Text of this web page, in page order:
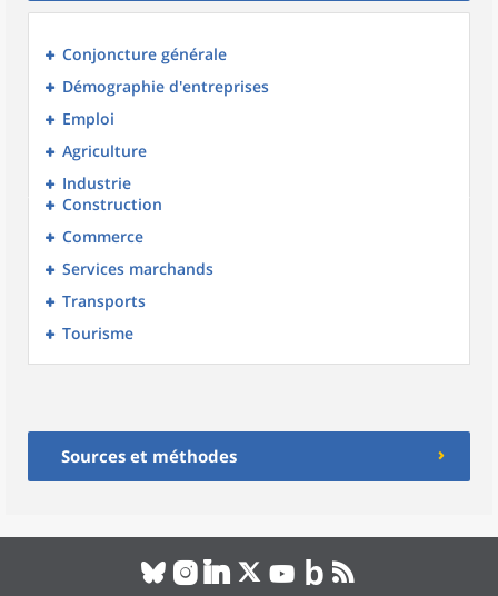
Conjoncture générale
Démographie d'entreprises
Emploi
Agriculture
Industrie
Construction
Commerce
Services marchands
Transports
Tourisme
Sources et méthodes